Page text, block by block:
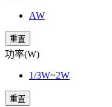
AW
重置
功率(W)
1/3W~2W
重置